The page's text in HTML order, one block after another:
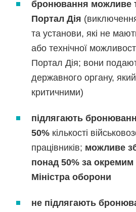
бронювання можливе
Портал Дія
та установи, які не
або технічної
Портал Дія; вони
державного органу,
критичними)
підлягають
50% кількості
працівників; можливе
понад 50% за
Міністра оборони
не підлягають